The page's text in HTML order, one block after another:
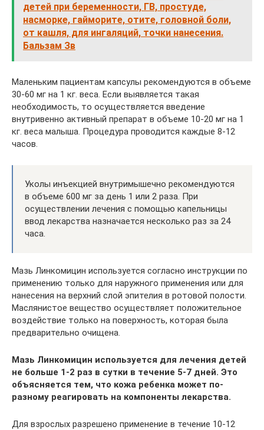
детей при беременности, ГВ, простуде,
насморке, гайморите, отите, головной боли,
от кашля, для ингаляций, точки нанесения.
Бальзам Зв
Маленьким пациентам капсулы рекомендуются в объеме
30-60 мг на 1 кг. веса. Если выявляется такая
необходимость, то осуществляется введение
внутривенно активный препарат в объеме 10-20 мг на 1
кг. веса малыша. Процедура проводится каждые 8-12
часов.
Уколы инъекцией внутримышечно рекомендуются
в объеме 600 мг за день 1 или 2 раза. При
осуществлении лечения с помощью капельницы
ввод лекарства назначается несколько раз за 24
часа.
Мазь Линкомицин используется согласно инструкции по
применению только для наружного применения или для
нанесения на верхний слой эпителия в ротовой полости.
Маслянистое вещество осуществляет положительное
воздействие только на поверхность, которая была
предварительно очищена.
Мазь Линкомицин используется для лечения детей
не больше 1-2 раз в сутки в течение 5-7 дней. Это
объясняется тем, что кожа ребенка может по-
разному реагировать на компоненты лекарства.
Для взрослых разрешено применение в течение 10-12